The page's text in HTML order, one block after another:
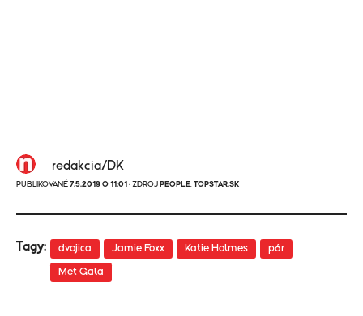
redakcia/DK
PUBLIKOVANÉ 7.5.2019 O 11:01 · ZDROJ PEOPLE, TOPSTAR.SK
Tagy: dvojica Jamie Foxx Katie Holmes pár
Met Gala